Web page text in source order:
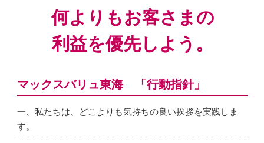
何よりもお客さまの
利益を優先しよう。
マックスバリュ東海 「行動指針」
一、私たちは、どこよりも気持ちの良い挨拶を実践しま
す。